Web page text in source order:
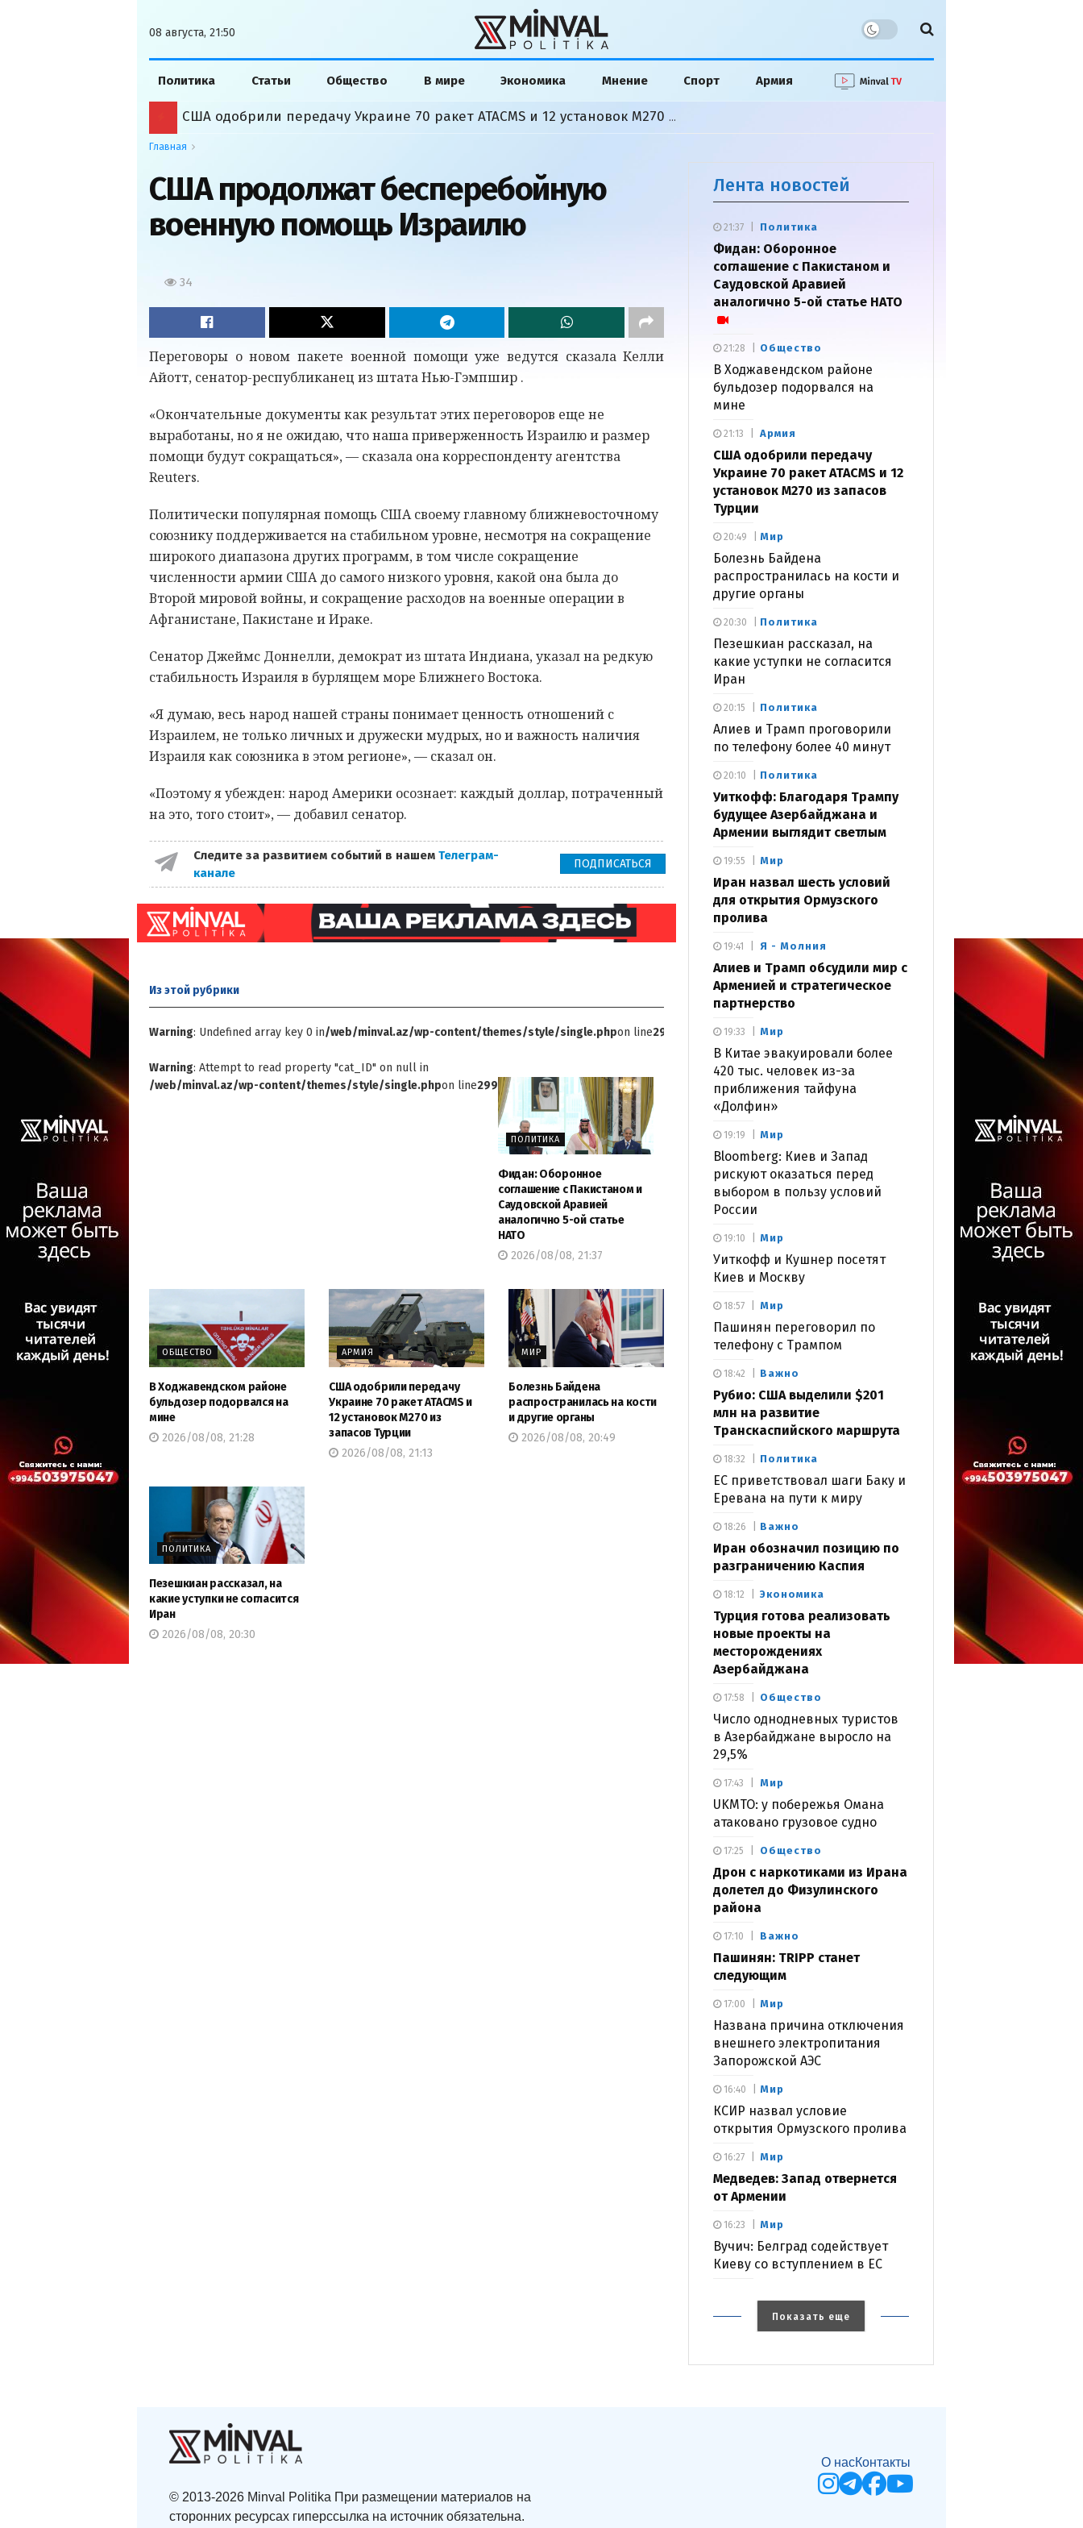
08 августа, 21:50
Политика Статьи Общество В мире Экономика Мнение Спорт Армия
США одобрили передачу Украине 70 ракет ATACMS и 12 установок M270 из запасов Турции
Главная
США продолжат бесперебойную
военную помощь Израилю
34
Переговоры о новом пакете военной помощи уже ведутся сказала Келли
Айотт, сенатор-республиканец из штата Нью-Гэмпшир .
«Окончательные документы как результат этих переговоров еще не
выработаны, но я не ожидаю, что наша приверженность Израилю и размер
помощи будут сокращаться», — сказала она корреспонденту агентства
Reuters.
Политически популярная помощь США своему главному ближневосточному
союзнику поддерживается на стабильном уровне, несмотря на сокращение
широкого диапазона других программ, в том числе сокращение
численности армии США до самого низкого уровня, какой она была до
Второй мировой войны, и сокращение расходов на военные операции в
Афганистане, Пакистане и Ираке.
Сенатор Джеймс Доннелли, демократ из штата Индиана, указал на редкую
стабильность Израиля в бурлящем море Ближнего Востока.
«Я думаю, весь народ нашей страны понимает ценность отношений с
Израилем, не только личных и дружески мудрых, но и важность наличия
Израиля как союзника в этом регионе», — сказал он.
«Поэтому я убежден: народ Америки осознает: каждый доллар, потраченный
на это, того стоит», — добавил сенатор.
Следите за развитием событий в нашем Телеграм-
канале
ПОДПИСАТЬСЯ
Из этой рубрики
Warning: Undefined array key 0 in/web/minval.az/wp-content/themes/style/single.phpon line299
Warning: Attempt to read property "cat_ID" on null in
/web/minval.az/wp-content/themes/style/single.phpon line299
ПОЛИТИКА
Фидан: Оборонное
соглашение с Пакистаном и
Саудовской Аравией
аналогично 5-ой статье
НАТО
2026/08/08, 21:37
ОБЩЕСТВО
В Ходжавендском районе
бульдозер подорвался на
мине
2026/08/08, 21:28
АРМИЯ
США одобрили передачу
Украине 70 ракет ATACMS и
12 установок M270 из
запасов Турции
2026/08/08, 21:13
МИР
Болезнь Байдена
распространилась на кости
и другие органы
2026/08/08, 20:49
ПОЛИТИКА
Пезешкиан рассказал, на
какие уступки не согласится
Иран
2026/08/08, 20:30
Лента новостей
Политика
Фидан: Оборонное
соглашение с Пакистаном и
Саудовской Аравией
аналогично 5-ой статье НАТО
21:37
Общество
В Ходжавендском районе
бульдозер подорвался на
мине
21:28
Армия
США одобрили передачу
Украине 70 ракет ATACMS и 12
установок M270 из запасов
Турции
21:13
Мир
Болезнь Байдена
распространилась на кости и
другие органы
20:49
Политика
Пезешкиан рассказал, на
какие уступки не согласится
Иран
20:30
Политика
Алиев и Трамп проговорили
по телефону более 40 минут
20:15
Политика
Уиткофф: Благодаря Трампу
будущее Азербайджана и
Армении выглядит светлым
20:10
Мир
Иран назвал шесть условий
для открытия Ормузского
пролива
19:55
Я - Молния
Алиев и Трамп обсудили мир с
Арменией и стратегическое
партнерство
19:41
Мир
В Китае эвакуировали более
420 тыс. человек из-за
приближения тайфуна
«Долфин»
19:33
Мир
Bloomberg: Киев и Запад
рискуют оказаться перед
выбором в пользу условий
России
19:19
Мир
Уиткофф и Кушнер посетят
Киев и Москву
19:10
Мир
Пашинян переговорил по
телефону с Трампом
18:57
Важно
Рубио: США выделили $201
млн на развитие
Транскаспийского маршрута
18:42
Политика
ЕС приветствовал шаги Баку и
Еревана на пути к миру
18:32
Важно
Иран обозначил позицию по
разграничению Каспия
18:26
Экономика
Турция готова реализовать
новые проекты на
месторождениях
Азербайджана
18:12
Общество
Число однодневных туристов
в Азербайджане выросло на
29,5%
17:58
Мир
UKMTO: у побережья Омана
атаковано грузовое судно
17:43
Общество
Дрон с наркотиками из Ирана
долетел до Физулинского
района
17:25
Важно
Пашинян: TRIPP станет
следующим
17:10
Мир
Названа причина отключения
внешнего электропитания
Запорожской АЭС
17:00
Мир
КСИР назвал условие
открытия Ормузского пролива
16:40
Мир
Медведев: Запад отвернется
от Армении
16:27
Мир
Вучич: Белград содействует
Киеву со вступлением в ЕС
16:23
Показать еще
© 2013-2026 Minval Politika При размещении материалов на
сторонних ресурсах гиперссылка на источник обязательна.
О насКонтакты